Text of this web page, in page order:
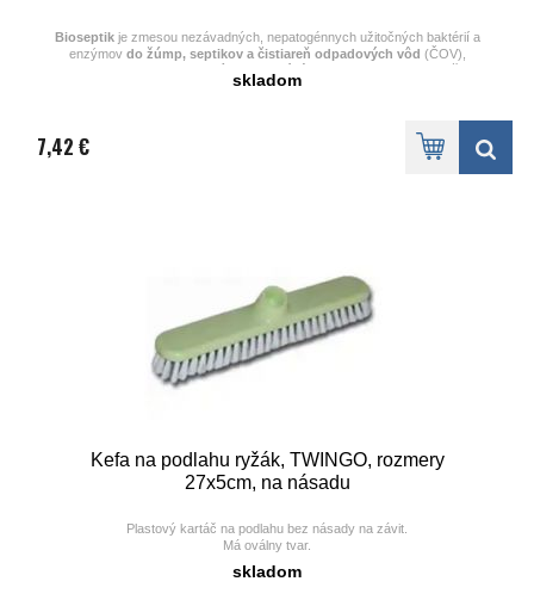
Bioseptik je zmesou nezávadných, nepatogénnych užitočných baktérií a
enzýmov do žúmp, septikov a čistiareň odpadových vôd (ČOV),
prírodný proces rozkladu
Prípravok
neobsahuje žiadne agresívne chemické látky- funguje na
Úspora nákladov na vyváženie a čistenie žumpy
Šetrnost k životnému prostrediu
skladom
7,42 €
Kefa na podlahu ryžák, TWINGO, rozmery
27x5cm, na násadu
Plastový kartáč na podlahu bez násady na závit.
Má oválny tvar.
skladom